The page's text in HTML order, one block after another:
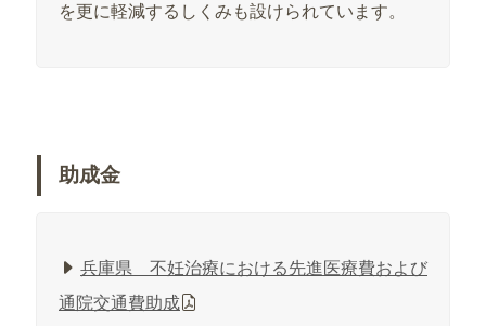
を更に軽減するしくみも設けられています。
助成金
兵庫県 不妊治療における先進医療費および
通院交通費助成